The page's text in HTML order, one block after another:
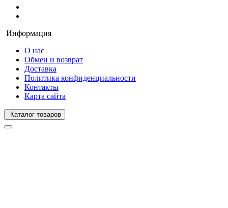
Информация
О нас
Обмен и возврат
Доставка
Политика конфиденциальности
Контакты
Карта сайта
Каталог товаров